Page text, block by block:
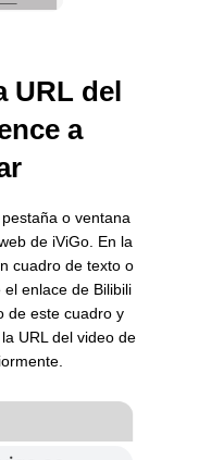
URL del
a
o ventana
de iViGo. En la
cuadro de texto o
enlace de Bilibili
de este cuadro y
URL del video de